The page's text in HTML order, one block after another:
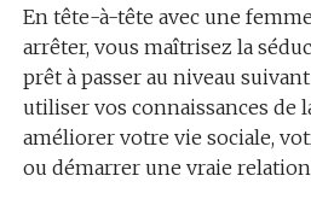
En tête-à-tête avec une
arrêter, vous maîtrisez la
prêt à passer au niveau
utiliser vos connaissances de
améliorer votre vie sociale,
ou démarrer une vraie relation